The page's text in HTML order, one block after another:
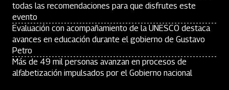
todas las recomendaciones para que disfrutes este
evento
Evaluación con acompañamiento de la UNESCO destaca
avances en educación durante el gobierno de Gustavo
Petro
Más de 49 mil personas avanzan en procesos de
alfabetización impulsados por el Gobierno nacional